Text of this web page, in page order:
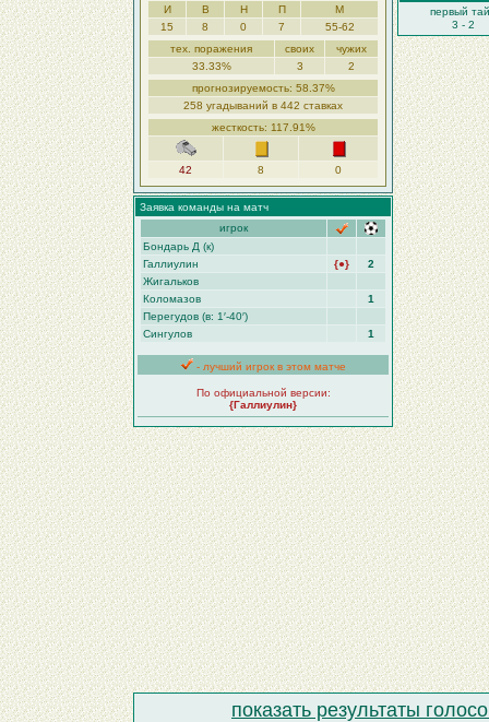
И
В Н П
М
15
8 0 7
55-62
тех. поражения
своих
чужих
33.33%
3
2
прогнозируемость: 58.37%
258 угадываний в 442 ставках
жесткость: 117.91%
42 8 0
Заявка команды на матч
игрок
Бондарь Д (к)
Галлиулин
{●}
2
Жигальков
Коломазов
1
Перегудов (в: 1′-40′)
Сингулов
1
- лучший игрок в этом матче
По официальной версии:
{Галлиулин}
первый
3 - 2
показать результаты